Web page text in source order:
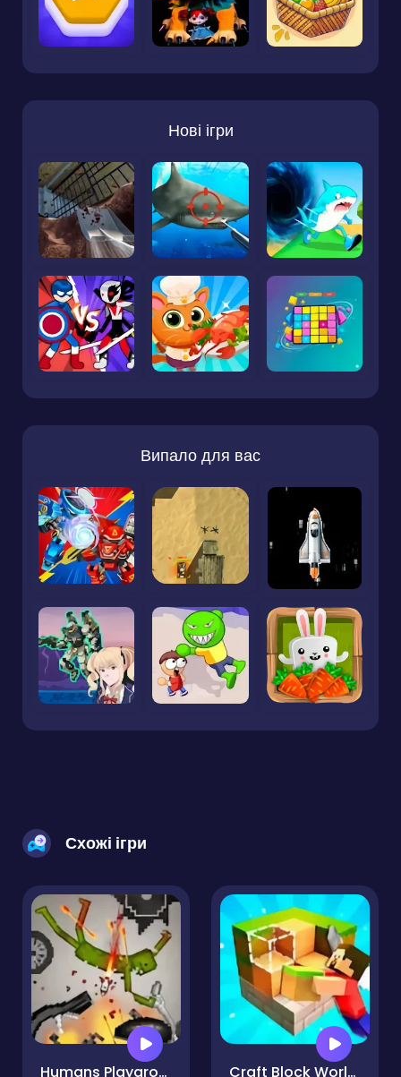
Нові ігри
Випало для вас
Схожі ігри
Humans Playground Sandbox Craft Block World Building